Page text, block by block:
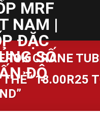
CRANE
“18.00R25